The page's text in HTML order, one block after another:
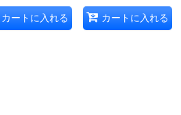
カートに入れる カートに入れる